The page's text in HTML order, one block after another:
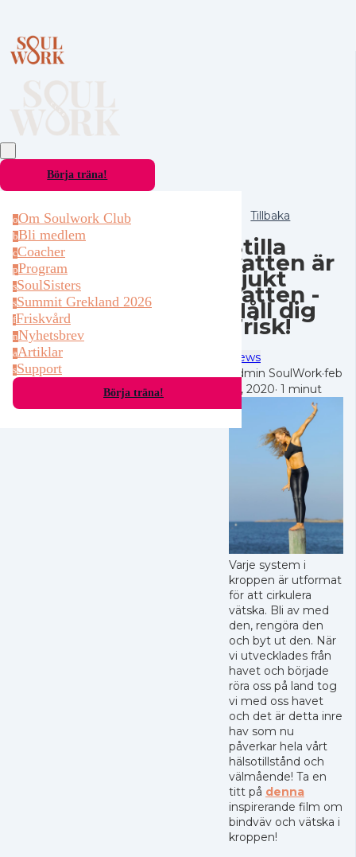
Börja träna!
oOm Soulwork Club
bBli medlem
cCoacher
pProgram
sSoulSisters
sSummit Grekland 2026
fFriskvård
nNyhetsbrev
aArtiklar
sSupport
Börja träna!
Tillbaka
Stilla
vatten är
sjukt
vatten -
Håll dig
Frisk!
News
Admin SoulWork·feb
19, 2020· 1 minut
Varje system i
kroppen är utformat
för att cirkulera
vätska. Bli av med
den, rengöra den
och byt ut den. När
vi utvecklades från
havet och började
röra oss på land tog
vi med oss ​​havet
och det är detta inre
hav som nu
påverkar hela vårt
hälsotillstånd och
välmående! Ta en
titt på denna
inspirerande film om
bindväv och vätska i
kroppen!